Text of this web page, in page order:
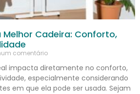
Melhor Cadeira: Conforto,
comentário
impacta diretamente no conforto,
especialmente considerando
em que ela pode ser usada. Sejam